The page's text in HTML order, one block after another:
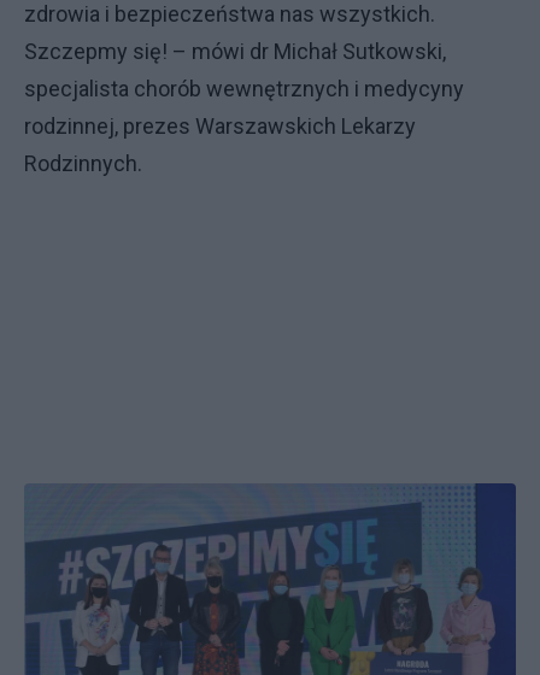
zdrowia i bezpieczeństwa nas wszystkich.
Szczepmy się! – mówi dr Michał Sutkowski,
specjalista chorób wewnętrznych i medycyny
rodzinnej, prezes Warszawskich Lekarzy
Rodzinnych.